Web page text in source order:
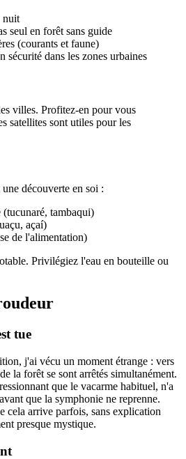
nuit
seul en forêt sans guide
(courants et faune)
sécurité dans les zones urbaines
villes. Profitez-en pour vous
satellites sont utiles pour les
découverte en soi :
(tucunaré, tambaqui)
açaí)
de l'alimentation)
Privilégiez l'eau en bouteille ou
tue
j'ai vécu un moment étrange : vers
la forêt se sont arrêtés simultanément.
que le vacarme habituel, n'a
que la symphonie ne reprenne.
cela arrive parfois, sans explication
presque mystique.